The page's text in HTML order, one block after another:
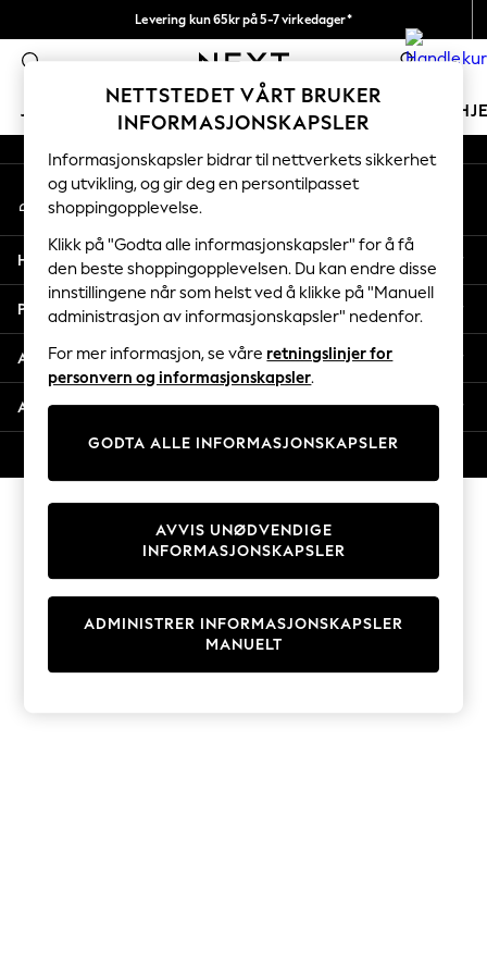
Levering kun 65kr på 5-7 virkedager*
Vi betaler alle tollavgifter 0
JENTER GUTTER BABY KVINNER
GIRLS
New In
50 - 92cm
98 - 110cm
116 - 134cm
140 - 174cm
Trending: Top & Short Sets
Trending: Clogs
Toy Story
THE SET
Coats & Jackets
Sweatshirts & Hoodies
Knitwear
Cardigans
Dresses
Sets & Outfits
T-Shirts
An error occurred on client
Våre sosiale nettverk
Min konto
Logg inn på kontoen din
Hjelp
Personvern & Juridisk
Avdelinger
Andre tjenester
NETTSTEDET VÅRT BRUKER
INFORMASJONSKAPSLER
Informasjonskapsler bidrar til nettverkets sikkerhet
og utvikling, og gir deg en persontilpasset
shoppingopplevelse.
Klikk på "Godta alle informasjonskapsler" for å få
den beste shoppingopplevelsen. Du kan endre disse
innstillingene når som helst ved å klikke på "Manuell
administrasjon av informasjonskapsler" nedenfor.
For mer informasjon, se våre retningslinjer for
personvern og informasjonskapsler.
GODTA ALLE INFORMASJONSKAPSLER
ADMINISTRER INFORMASJONSKAPSLER
MANUELT
AVVIS UNØDVENDIGE
INFORMASJONSKAPSLER